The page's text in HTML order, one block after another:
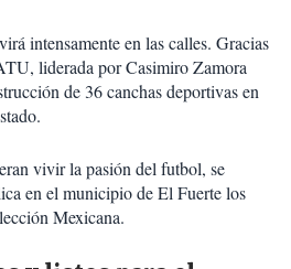
intensamente en las calles. Gracias
liderada por Casimiro Zamora
de 36 canchas deportivas en
vivir la pasión del futbol, se
en el municipio de El Fuerte los
Mexicana.